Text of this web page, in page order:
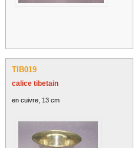
TIB019
calice tibetain
en cuivre, 13 cm